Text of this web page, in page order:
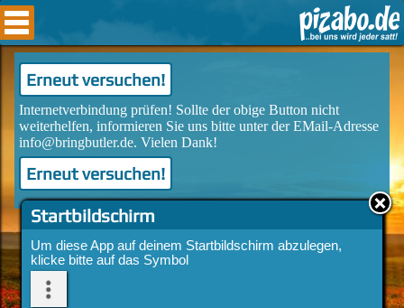
Startbildschirm
Um diese App auf deinem Startbildschirm abzulegen,
klicke bitte auf das Symbol
Erneut versuchen!
Erneut versuchen!